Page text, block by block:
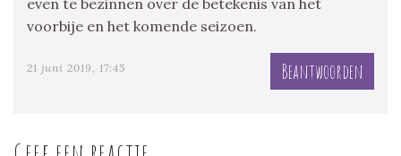
voorbije en het komende seizoen.
21 juni 2019, 17:45 Beantwoorden